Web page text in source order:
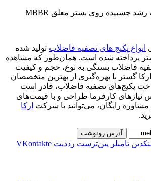
انواع پکیج‌ های تصفیه فاضلاب تولید شده
پرداخته شده است. همان‌طور که مشاهده
فاضلاب بستگی به نوع، حجم و کیفیت
گستر با بهره‌گیری از بهترین متخصصان
پکیج‌های تصفیه فاضلاب، قادر است
نیازهای کارفرما طراحی و با قیمت‌های
مشاوره رایگان، می‌توانید با شرکت ارکا
آدرس رونوشت
‫تامبلر ‫پین‌ترست ‫رددیت ‫VKontakte